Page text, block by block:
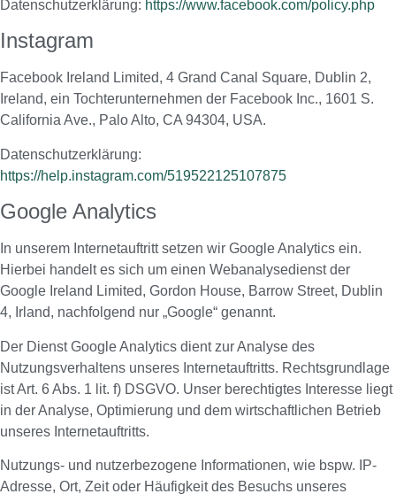
Datenschutzerklärung: https://www.facebook.com/policy.php
Instagram
Facebook Ireland Limited, 4 Grand Canal Square, Dublin 2,
Ireland, ein Tochterunternehmen der Facebook Inc., 1601 S.
California Ave., Palo Alto, CA 94304, USA.
Datenschutzerklärung:
https://help.instagram.com/519522125107875
Google Analytics
In unserem Internetauftritt setzen wir Google Analytics ein.
Hierbei handelt es sich um einen Webanalysedienst der
Google Ireland Limited, Gordon House, Barrow Street, Dublin
4, Irland, nachfolgend nur „Google“ genannt.
Der Dienst Google Analytics dient zur Analyse des
Nutzungsverhaltens unseres Internetauftritts. Rechtsgrundlage
ist Art. 6 Abs. 1 lit. f) DSGVO. Unser berechtigtes Interesse liegt
in der Analyse, Optimierung und dem wirtschaftlichen Betrieb
unseres Internetauftritts.
Nutzungs- und nutzerbezogene Informationen, wie bspw. IP-
Adresse, Ort, Zeit oder Häufigkeit des Besuchs unseres